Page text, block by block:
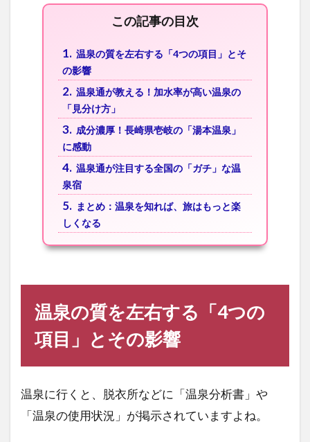
この記事の目次
1. 温泉の質を左右する「4つの項目」とそ
の影響
2. 温泉通が教える！加水率が高い温泉の
「見分け方」
3. 成分濃厚！長崎県壱岐の「湯本温泉」
に感動
4. 温泉通が注目する全国の「ガチ」な温
泉宿
5. まとめ：温泉を知れば、旅はもっと楽
しくなる
温泉の質を左右する「4つの
項目」とその影響
温泉に行くと、脱衣所などに「温泉分析書」や
「温泉の使用状況」が掲示されていますよね。